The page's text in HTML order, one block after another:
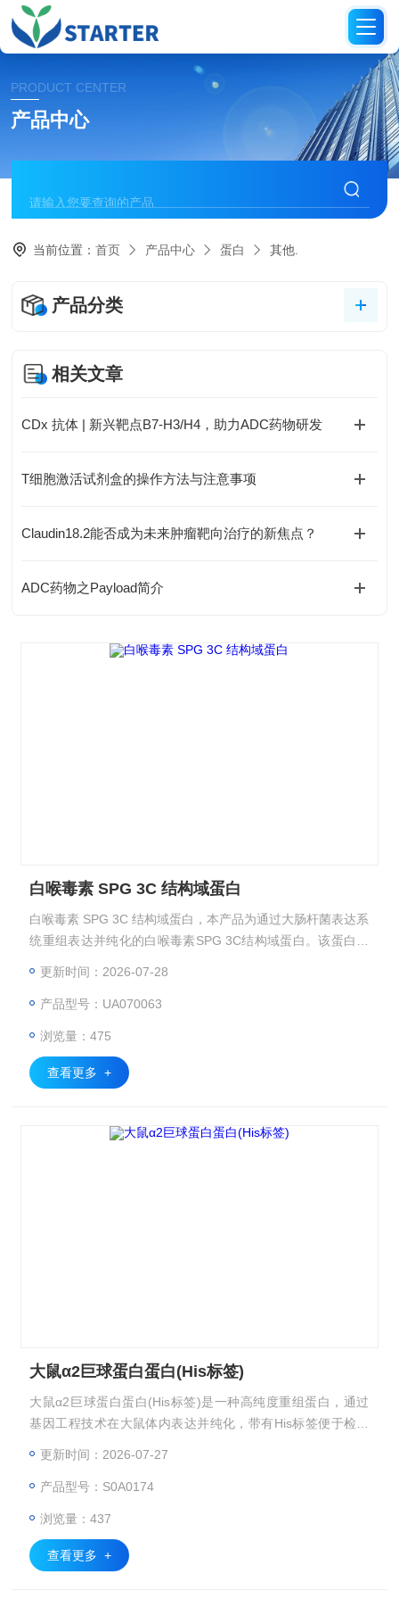
PRODUCT CENTER
产品中心
当前位置：首页 产品中心 蛋白 其他.
产品分类
相关文章
CDx 抗体 | 新兴靶点B7-H3/H4，助力ADC药物研发
T细胞激活试剂盒的操作方法与注意事项
Claudin18.2能否成为未来肿瘤靶向治疗的新焦点？
ADC药物之Payload简介
白喉毒素 SPG 3C 结构域蛋白
白喉毒素 SPG 3C 结构域蛋白，本产品为通过大肠杆菌表达系
统重组表达并纯化的白喉毒素SPG 3C结构域蛋白。该蛋白来
皮生长因子样生长因子）。适用于靶向药物研究、细胞表面标
更新时间：2026-07-28
产品型号：UA070063
浏览量：475
查看更多 +
大鼠α2巨球蛋白蛋白(His标签)
大鼠α2巨球蛋白蛋白(His标签)是一种高纯度重组蛋白，通过
基因工程技术在大鼠体内表达并纯化，带有His标签便于检测
等领域。
更新时间：2026-07-27
产品型号：S0A0174
浏览量：437
查看更多 +